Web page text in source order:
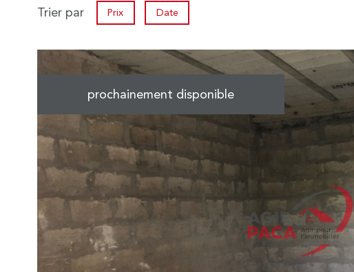
Trier par Prix Date
prochainement disponible